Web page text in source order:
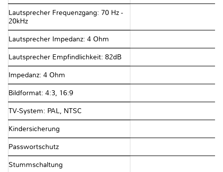
Lautsprecher Frequenzgang: 70 Hz -
20kHz
Lautsprecher Impedanz: 4 Ohm
Lautsprecher Empfindlichkeit: 82dB
Impedanz: 4 Ohm
Bildformat: 4:3, 16:9
TV-System: PAL, NTSC
Kindersicherung
Passwortschutz
Stummschaltung